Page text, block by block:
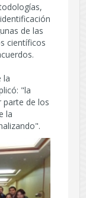
de las
científicos
la
"la
parte de los
la